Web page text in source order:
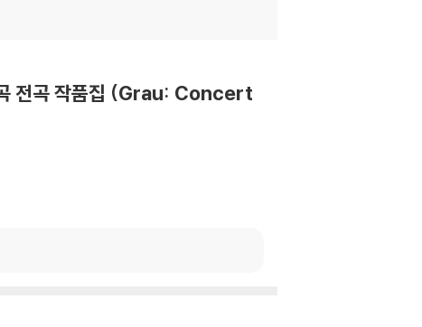
전곡 작품집 (Grau: Concert